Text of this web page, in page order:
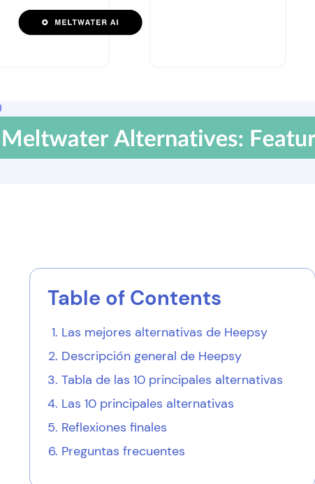
Table of Contents
Las mejores alternativas de Heepsy
Descripción general de Heepsy
Tabla de las 10 principales alternativas
Las 10 principales alternativas
Reflexiones finales
Preguntas frecuentes